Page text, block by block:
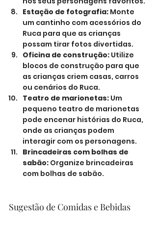
Estação de fotografia: Monte
um cantinho com acessórios do
Ruca para que as crianças
possam tirar fotos divertidas.
Oficina de construção: Utilize
blocos de construção para que
as crianças criem casas, carros
ou cenários do Ruca.
Teatro de marionetas: Um
pequeno teatro de marionetas
pode encenar histórias do Ruca,
onde as crianças podem
interagir com os personagens.
Brincadeiras com bolhas de
sabão: Organize brincadeiras
com bolhas de sabão.
Sugestão de Comidas e Bebidas